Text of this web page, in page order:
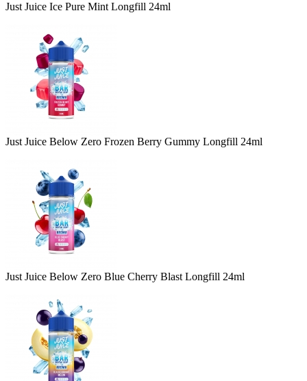
Just Juice Ice Pure Mint Longfill 24ml
Just Juice Below Zero Frozen Berry Gummy Longfill 24ml
Just Juice Below Zero Blue Cherry Blast Longfill 24ml